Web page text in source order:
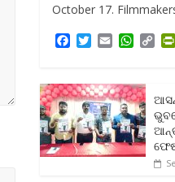
October 17.
e
b
o
o
k
T
t
t
e
r
E
i
l
W
t
s
A
p
p
C
L
i
n
k